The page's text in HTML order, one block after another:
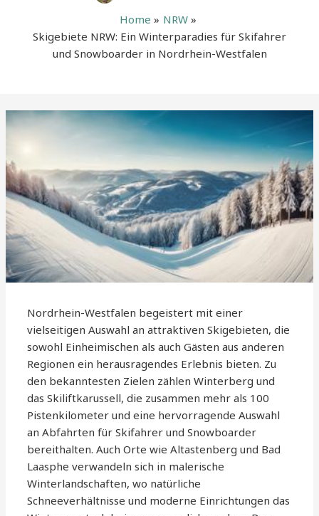
Home
NRW
Skigebiete NRW: Ein Winterparadies für Skifahrer
und Snowboarder in Nordrhein-Westfalen
Nordrhein-Westfalen begeistert mit einer
vielseitigen Auswahl an attraktiven Skigebieten, die
sowohl Einheimischen als auch Gästen aus anderen
Regionen ein herausragendes Erlebnis bieten. Zu
den bekanntesten Zielen zählen Winterberg und
das Skiliftkarussell, die zusammen mehr als 100
Pistenkilometer und eine hervorragende Auswahl
an Abfahrten für Skifahrer und Snowboarder
bereithalten. Auch Orte wie Altastenberg und Bad
Laasphe verwandeln sich in malerische
Winterlandschaften, wo natürliche
Schneeverhältnisse und moderne Einrichtungen das